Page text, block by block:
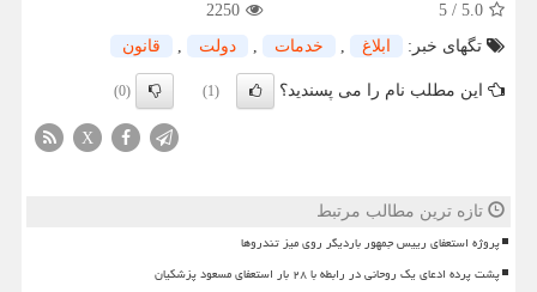
5.0
/
5
2250
تگهای خبر:
ابلاغ , خدمات , دولت , قانون
این مطلب نام را می پسندید؟ (1)
(0)
X
تازه ترین مطالب مرتبط
پروژه استعفای رییس جمهور باردیگر روی میز تندروها
پشت پرده ادعای یک روحانی در رابطه با ۲۸ بار استعفای مسعود پزشکیان